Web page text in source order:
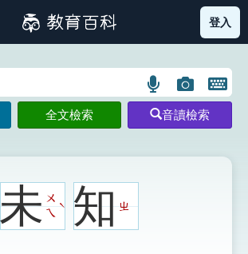
筆畫索引圖示 部首索引表圖示
登入
語
言
搜
圖
片
搜
開
鍵
圖
全文檢索 音讀檢索
未ㄨ
ㄟ
ˋ 知ㄓ